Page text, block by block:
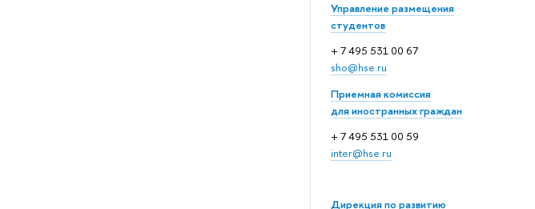
Управление размещения
студентов
+ 7 495 531 00 67
sho@hse.ru
Приемная комиссия
для иностранных граждан
+ 7 495 531 00 59
inter@hse.ru
Дирекция по развитию